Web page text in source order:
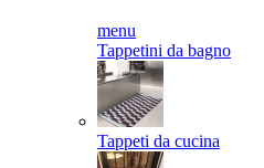
menu
Tappetini da bagno
Tappeti da cucina